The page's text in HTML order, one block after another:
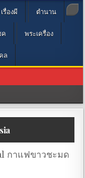
เรื่องผี ตำนาน
ค พระเครื่อง
ล